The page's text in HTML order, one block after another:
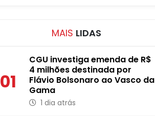
MAIS LIDAS
01
CGU investiga emenda de R$
4 milhões destinada por
Flávio Bolsonaro ao Vasco da
Gama
1 dia atrás